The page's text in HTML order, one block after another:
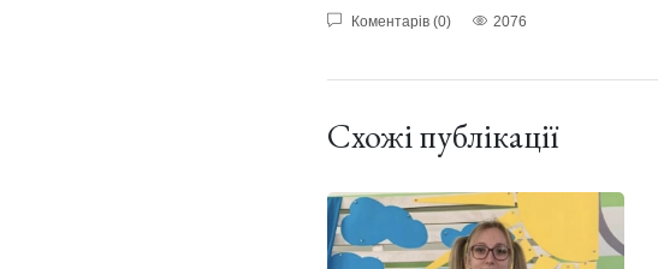
Коментарів (0) 2076
Схожі публікації